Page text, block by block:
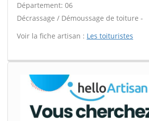
Département: 06
Décrassage / Démoussage de toiture -
Voir la fiche artisan : Les toituristes